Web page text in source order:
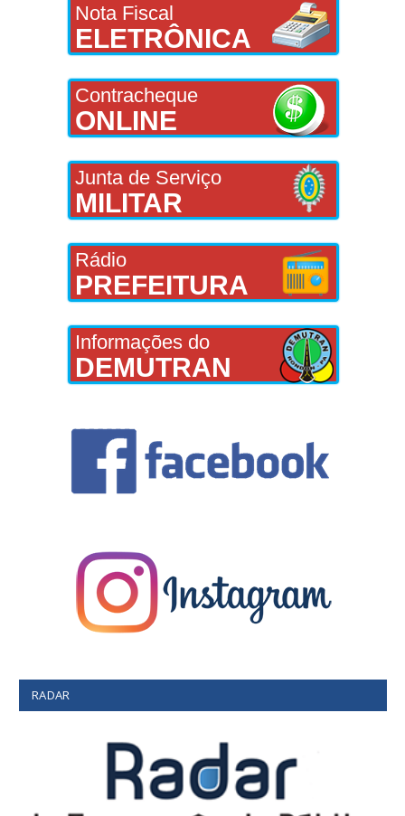
Nota Fiscal
ELETRÔNICA
Contracheque
ONLINE
Junta de Serviço
MILITAR
Rádio
PREFEITURA
Informações do
DEMUTRAN
RADAR